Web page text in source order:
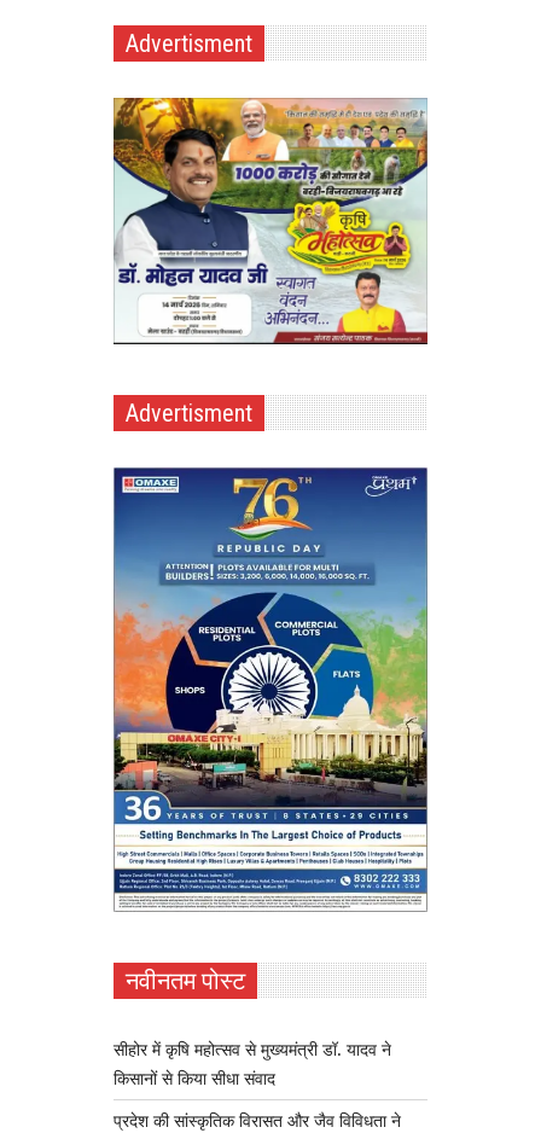
Advertisment
Advertisment
नवीनतम पोस्ट
सीहोर में कृषि महोत्सव से मुख्यमंत्री डॉ. यादव ने
किसानों से किया सीधा संवाद
प्रदेश की सांस्कृतिक विरासत और जैव विविधता ने